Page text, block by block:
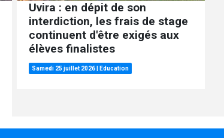
Uvira : en dépit de son
interdiction, les frais de stage
continuent d'être exigés aux
élèves finalistes
Samedi 25 juillet 2026 Education